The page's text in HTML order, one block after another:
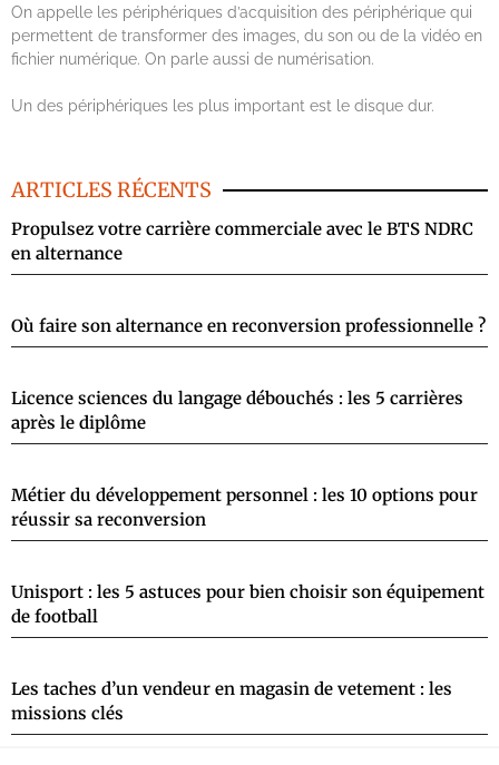
On appelle les périphériques d’acquisition des périphérique qui
permettent de transformer des images, du son ou de la vidéo en
fichier numérique. On parle aussi de numérisation.
Un des périphériques les plus important est le disque dur.
ARTICLES RÉCENTS
Propulsez votre carrière commerciale avec le BTS NDRC
en alternance
Où faire son alternance en reconversion professionnelle ?
Licence sciences du langage débouchés : les 5 carrières
après le diplôme
Métier du développement personnel : les 10 options pour
réussir sa reconversion
Unisport : les 5 astuces pour bien choisir son équipement
de football
Les taches d’un vendeur en magasin de vetement : les
missions clés